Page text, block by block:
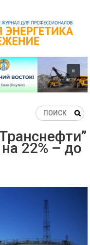
22% – до